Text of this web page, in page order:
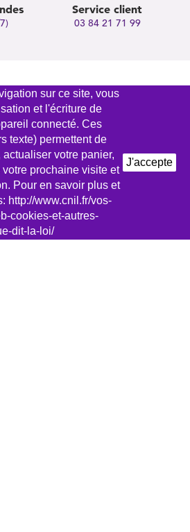
AU PANIER
Service client
03 84 21 71 99
recevoir nos offres et actualités
ànotre newsletter
sur ce site, vous
et l'écriture de
connecté. Ces
texte) permettent de
votre panier,
prochaine visite et
Pour en savoir plus et
http://www.cnil.fr/vos-
cookies-et-autres-
dit-la-loi/
J'accepte